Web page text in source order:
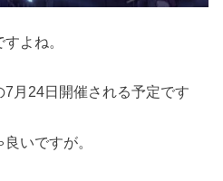
よね。
月24日開催される予定です
いですが。